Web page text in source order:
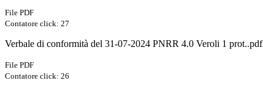
File PDF
Contatore click: 27
Verbale di conformità del 31-07-2024 PNRR 4.0 Veroli 1 prot..pdf
File PDF
Contatore click: 26